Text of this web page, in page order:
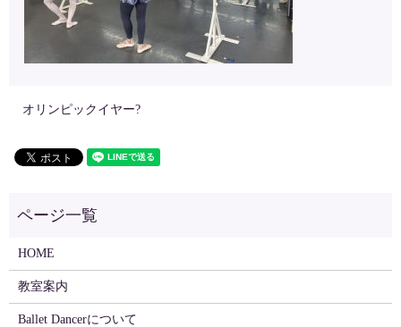
オリンピックイヤー?
HOME
教室案内
Ballet Dancerについて